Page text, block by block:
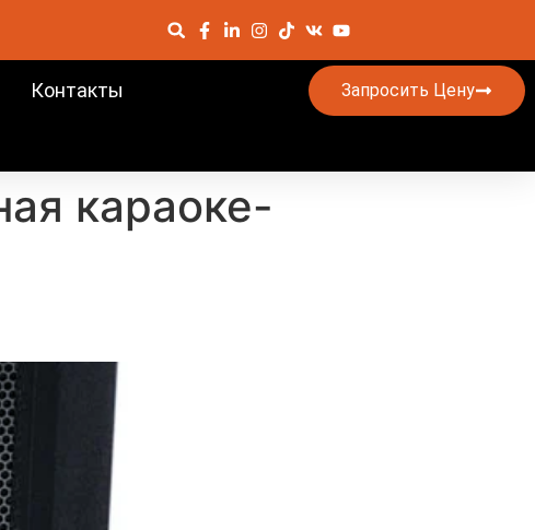
Контакты Запросить Цену
караоке-